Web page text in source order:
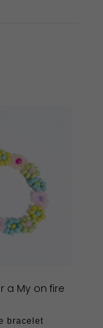
a My on fire
bracelet